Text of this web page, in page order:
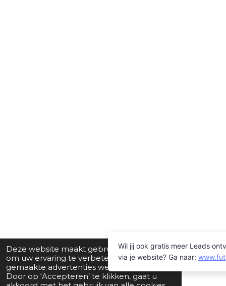
Deze website maakt gebruik van cookies
om uw ervaring te verbeteren en op maat
gemaakte advertenties weer te geven.
Door op ‘Accepteren’ te klikken, gaat u